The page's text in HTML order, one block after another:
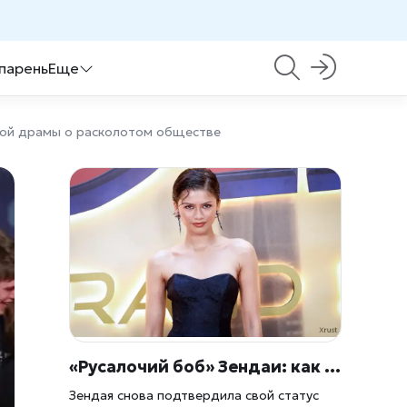
Еще
драмы о расколотом обществе
«Русалочий боб» Зендаи: как повторить укладку с мокрым эффектом, которая стала главным трендом лета
Зендая снова подтвердила свой статус